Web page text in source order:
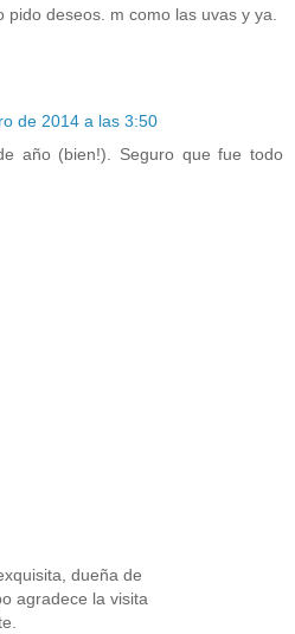
deseos. m como las uvas y ya.
de 2014 a las 3:50
año (bien!). Seguro que fue todo
dueña de
agradece la visita